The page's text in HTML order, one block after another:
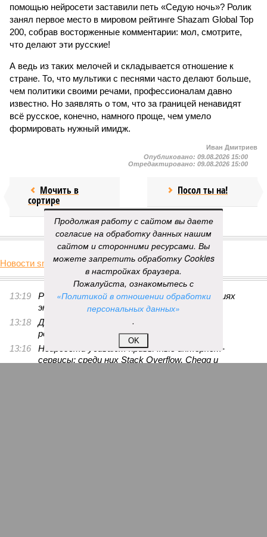
помощью нейросети заставили петь «Седую ночь»? Ролик
занял первое место в мировом рейтинге Shazam Global Top
200, собрав восторженные комментарии: мол, смотрите,
что делают эти русские!
А ведь из таких мелочей и складывается отношение к
стране. То, что мультики с песнями часто делают больше,
чем политики своими речами, профессионалам давно
известно. Но заявлять о том, что за границей ненавидят
всё русское, конечно, намного проще, чем умело
формировать нужный имидж.
Иван Дмитриев
Опубликовано: 09.08.2026 15:00
Отредактировано: 09.08.2026 15:00
Мочить в
сортире
Посол ты на!
КОММЕНТАРИИ 0
Новости smi2.ru
ПОСЛЕДНИЕ НОВОСТИ
13:19
Раскрыт источник энергии на Кубе в условиях
энергокризиса
13:18
Дважды оправданного по делу об убийстве
россиянина будут судить в третий раз
13:16
Нейросети убивают привычные интернет-
сервисы: среди них Stack Overflow, Chegg и
Продолжая работу с сайтом вы даете
согласие на обработку данных нашим
сайтом и сторонними ресурсами. Вы
можете запретить обработку Cookies
в настройках браузера.
Пожалуйста, ознакомьтесь с
«Политикой в отношении обработки
персональных данных»
.
OK